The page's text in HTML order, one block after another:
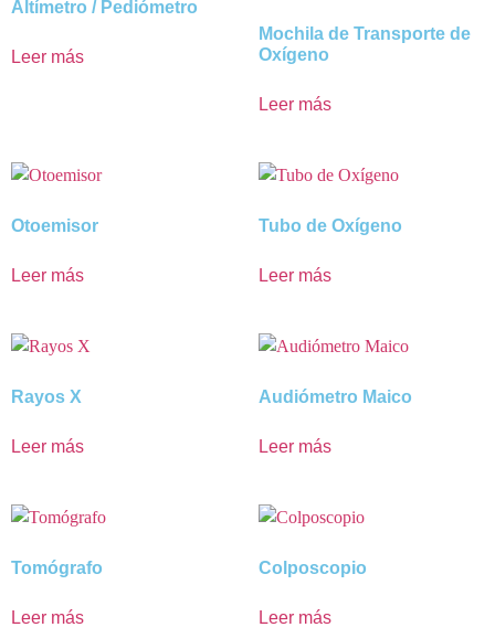
Altímetro / Pediómetro
Leer más
Mochila de Transporte de
Oxígeno
Leer más
Otoemisor
Leer más
Tubo de Oxígeno
Leer más
Rayos X
Leer más
Audiómetro Maico
Leer más
Tomógrafo
Leer más
Colposcopio
Leer más